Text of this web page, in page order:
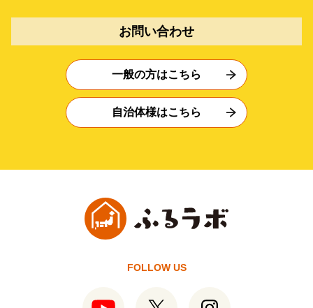
お問い合わせ
一般の方はこちら
自治体様はこちら
FOLLOW US